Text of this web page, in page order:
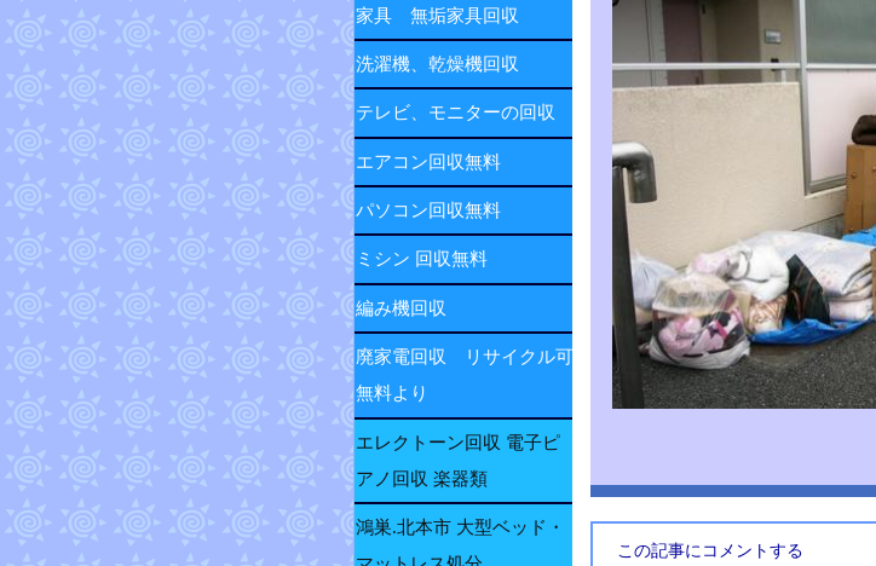
この記事にコメントする
家具 無垢家具回収
洗濯機、乾燥機回収
テレビ、モニターの回収
エアコン回収無料
パソコン回収無料
ミシン 回収無料
編み機回収
廃家電回収 リサイクル可
無料より
エレクトーン回収 電子ピ
アノ回収 楽器類
鴻巣.北本市 大型ベッド・